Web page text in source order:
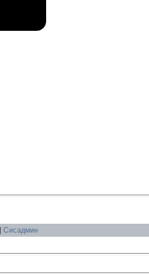
Сисадмин